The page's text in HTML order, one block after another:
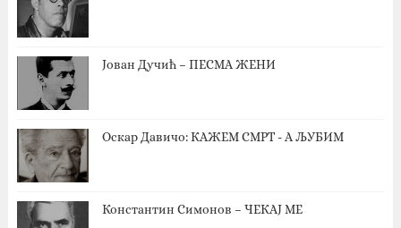
Јован Дучић – ПЕСМА ЖЕНИ
Оскар Давичо‎: КАЖЕМ СМРТ - А ЉУБИМ
Константин Симонов – ЧЕКАЈ МЕ